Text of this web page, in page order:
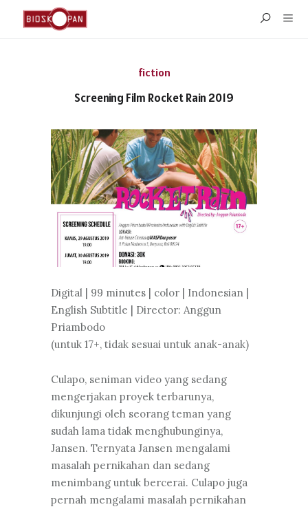
fiction
Screening Film Rocket Rain 2019
Digital | 99 minutes | color | Indonesian |
English Subtitle | Director: Anggun
Priambodo
(untuk 17+, tidak sesuai untuk anak-anak)
Culapo, seniman video yang sedang
mengerjakan proyek terbarunya,
dikunjungi oleh seorang teman yang
sudah lama tidak menghubunginya,
Jansen. Ternyata Jansen mengalami
masalah pernikahan dan sedang
menimbang untuk bercerai. Culapo juga
pernah mengalami masalah pernikahan